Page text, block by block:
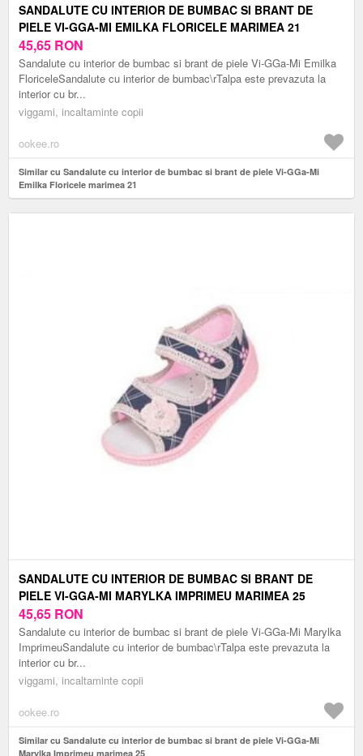
SANDALUTE CU INTERIOR DE BUMBAC SI BRANT DE
PIELE VI-GGA-MI EMILKA FLORICELE MARIMEA 21
45,65 RON
Sandalute cu interior de bumbac si brant de piele Vi-GGa-Mi Emilka
FloriceleSandalute cu interior de bumbac\rTalpa este prevazuta la
interior cu br...
viggami, incaltaminte copii
ookee.ro
Similar cu Sandalute cu interior de bumbac si brant de piele Vi-GGa-Mi
Emilka Floricele marimea 21
SANDALUTE CU INTERIOR DE BUMBAC SI BRANT DE
PIELE VI-GGA-MI MARYLKA IMPRIMEU MARIMEA 25
45,65 RON
Sandalute cu interior de bumbac si brant de piele Vi-GGa-Mi Marylka
ImprimeuSandalute cu interior de bumbac\rTalpa este prevazuta la
interior cu br...
viggami, incaltaminte copii
ookee.ro
Similar cu Sandalute cu interior de bumbac si brant de piele Vi-GGa-Mi
Marylka Imprimeu marimea 25